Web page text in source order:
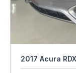
2017 Acura